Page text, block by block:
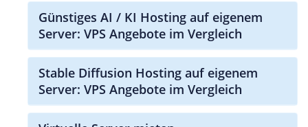
Günstiges AI / KI Hosting auf eigenem
Server: VPS Angebote im Vergleich
Stable Diffusion Hosting auf eigenem
Server: VPS Angebote im Vergleich